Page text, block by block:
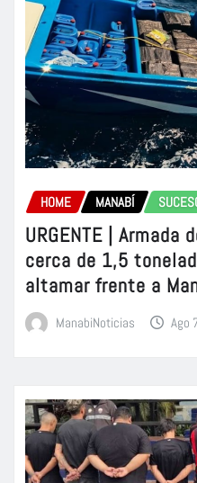
HOME MANABÍ
URGENTE | Armada
cerca de 1,5
altamar frente a
ManabiNoticias Ago